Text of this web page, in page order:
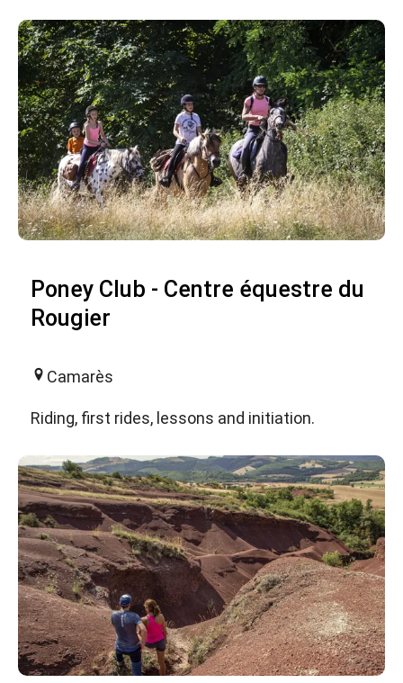
Poney Club - Centre équestre du
Rougier
Camarès
Riding, first rides, lessons and initiation.